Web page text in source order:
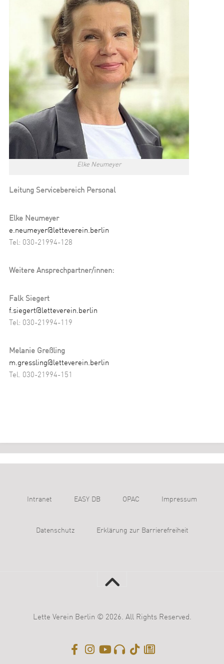
Elke Neumeyer
Leitung Servicebereich Personal
Elke Neumeyer
e.neumeyer@letteverein.berlin
Tel: 030-21994-128
Weitere Ansprechpartner/innen:
Falk Siegert
f.siegert@letteverein.berlin
Tel: 030-21994-119
Melanie Greßling
m.gressling@letteverein.berlin
Tel. 030-21994-151
Intranet EASY DB OPAC Impressum
Datenschutz Erklärung zur Barrierefreiheit
Lette Verein Berlin © 2026. All Rights Reserved.